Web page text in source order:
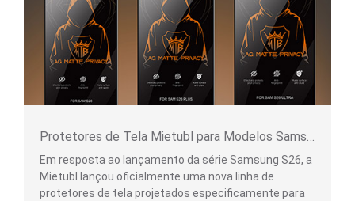
Protetores de Tela Mietubl para Modelos Samsung S26
Em resposta ao lançamento da série Samsung S26, a
Mietubl lançou oficialmente uma nova linha de
protetores de tela projetados especificamente para